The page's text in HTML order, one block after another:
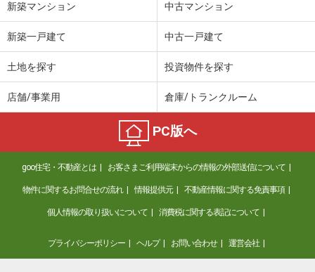
新築マンション 中古マンション
新築一戸建て 中古一戸建て
土地を探す 投資物件を探す
店舗/事業用 倉庫/トランクルーム
PC版へ
goo住宅・不動産とは お客さまご利用端末からの情報の外部送信について
物件に関するお問合せの流れ 情報提供元 不動産情報に関する免責事項
個人情報の取り扱いについて 消費税に関する表記について
プライバシーポリシー ヘルプ お問い合わせ 運営会社